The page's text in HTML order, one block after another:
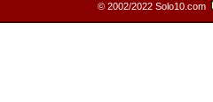
© 2002/2022 Solo10.com